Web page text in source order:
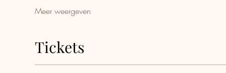
Meer weergeven
Tickets